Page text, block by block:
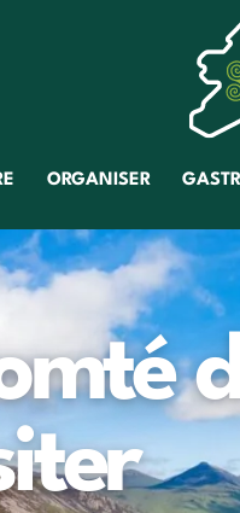
ORGANISER